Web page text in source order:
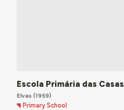
Escola Primária das
Elvas(1959)
Primary School